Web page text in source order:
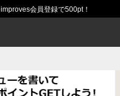
improves会員登録で500pt！